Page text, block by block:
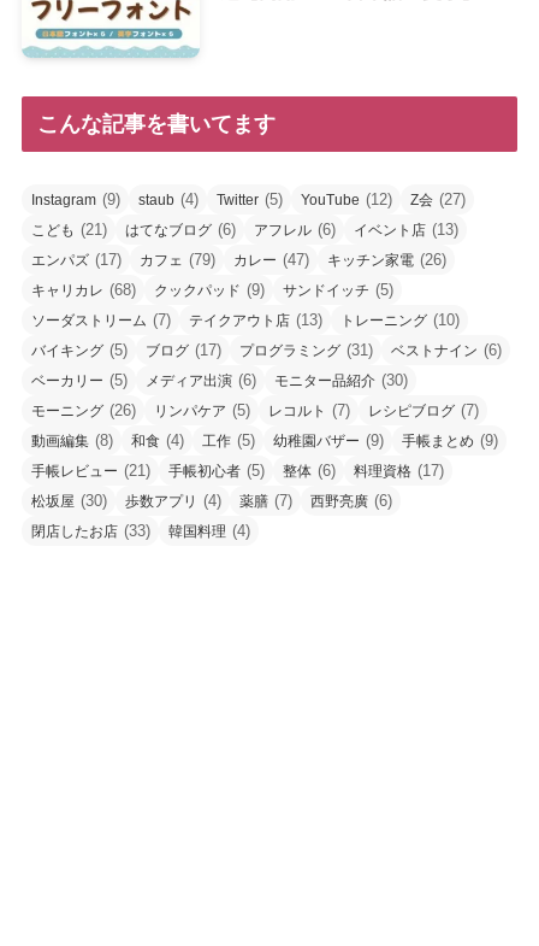
こんな記事を書いてます
Instagram (9) staub (4) Twitter (5) YouTube (12) Z会 (27)
こども (21) はてなブログ (6) アフレル (6) イベント店 (13)
エンパズ (17) カフェ (79) カレー (47) キッチン家電 (26)
キャリカレ (68) クックパッド (9) サンドイッチ (5)
ソーダストリーム (7) テイクアウト店 (13) トレーニング (10)
バイキング (5) ブログ (17) プログラミング (31) ベストナイン (6)
ベーカリー (5) メディア出演 (6) モニター品紹介 (30)
モーニング (26) リンパケア (5) レコルト (7) レシピブログ (7)
動画編集 (8) 和食 (4) 工作 (5) 幼稚園バザー (9) 手帳まとめ (9)
手帳レビュー (21) 手帳初心者 (5) 整体 (6) 料理資格 (17)
松坂屋 (30) 歩数アプリ (4) 薬膳 (7) 西野亮廣 (6)
閉店したお店 (33) 韓国料理 (4)